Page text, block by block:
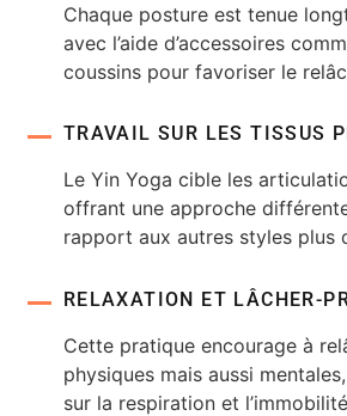
Chaque posture est tenue
avec l’aide d’accessoires
coussins pour favoriser le
TRAVAIL SUR LES TISSUS
Le Yin Yoga cible les
offrant une approche
rapport aux autres styles plus
RELAXATION ET LÂCHER-
Cette pratique encourage à
physiques mais aussi
sur la respiration et